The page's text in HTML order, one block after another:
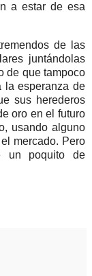
a estar de esa
de las
juntándolas
de que tampoco
la esperanza de
sus herederos
oro en el futuro
usando alguno
mercado. Pero
un poquito de